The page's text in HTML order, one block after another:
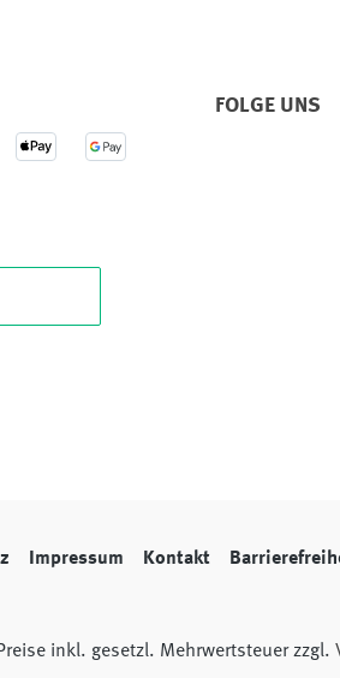
FOLGE UNS
Impressum Kontakt
inkl. gesetzl. Mehrwertsteuer zzgl.